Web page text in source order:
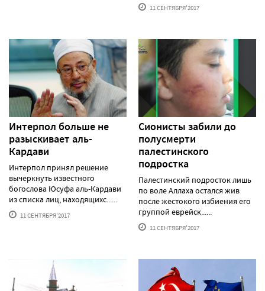
11 СЕНТЯБРЯ'2017
Интерпол больше не
разыскивает аль-
Кардави
Интерпол принял решение
вычеркнуть известного
богослова Юсуфа аль-Кардави
из списка лиц, находящихс......
11 СЕНТЯБРЯ'2017
Сионисты забили до
полусмерти
палестинского
подростка
Палестинский подросток лишь
по воле Аллаха остался жив
после жестокого избиения его
группой еврейск......
11 СЕНТЯБРЯ'2017